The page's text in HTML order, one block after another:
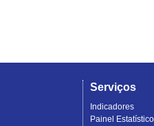
Serviços
Indicadores
Painel Estatístico